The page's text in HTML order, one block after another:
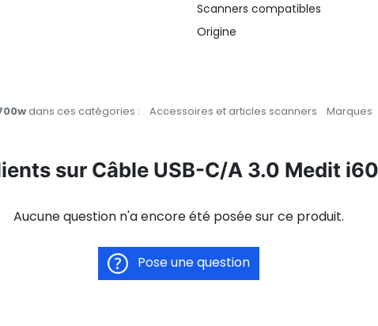
Scanners compatibles
Origine
dans ces catégories : Accessoires et articles scanners Marques
sur Câble USB-C/A 3.0 Medit
Aucune question n'a encore été posée sur ce produit.
Pose une question